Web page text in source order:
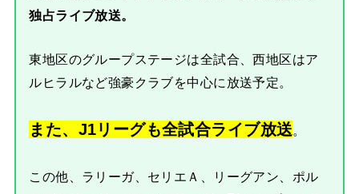
独占ライブ放送。
東地区のグループステージは全試合、西地区はア
ルヒラルなど強豪クラブを中心に放送予定。
また、J1リーグも全試合ライブ放送。
この他、ラリーガ、セリエＡ、リーグアン、ポル